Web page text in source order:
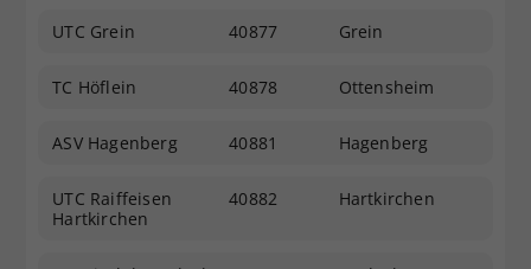
UTC Grein 40877 Grein
TC Höflein 40878 Ottensheim
ASV Hagenberg 40881 Hagenberg
UTC Raiffeisen
Hartkirchen
40882 Hartkirchen